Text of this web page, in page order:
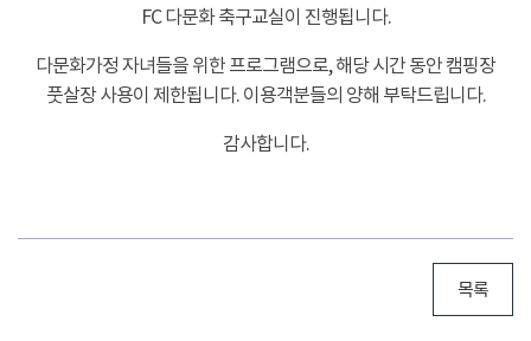
FC 다문화 축구교실이 진행됩니다.
다문화가정 자녀들을 위한 프로그램으로, 해당 시간 동안 캠핑장
풋살장 사용이 제한됩니다. 이용객분들의 양해 부탁드립니다.
감사합니다.
목록